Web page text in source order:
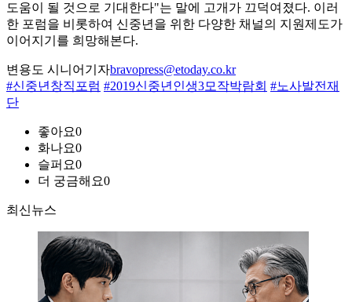
도움이 될 것으로 기대한다"는 말에 고개가 끄덕여졌다. 이러
한 포럼을 비롯하여 신중년을 위한 다양한 채널의 지원제도가
이어지기를 희망해본다.
변용도 시니어기자bravopress@etoday.co.kr
#신중년창직포럼 #2019신중년인생3모작박람회 #노사발전재
단
좋아요0
화나요0
슬퍼요0
더 궁금해요0
최신뉴스